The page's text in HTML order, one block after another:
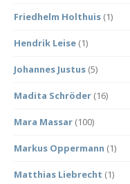
Friedhelm Holthuis (1)
Hendrik Leise (1)
Johannes Justus (5)
Madita Schröder (16)
Mara Massar (100)
Markus Oppermann (1)
Matthias Liebrecht (1)